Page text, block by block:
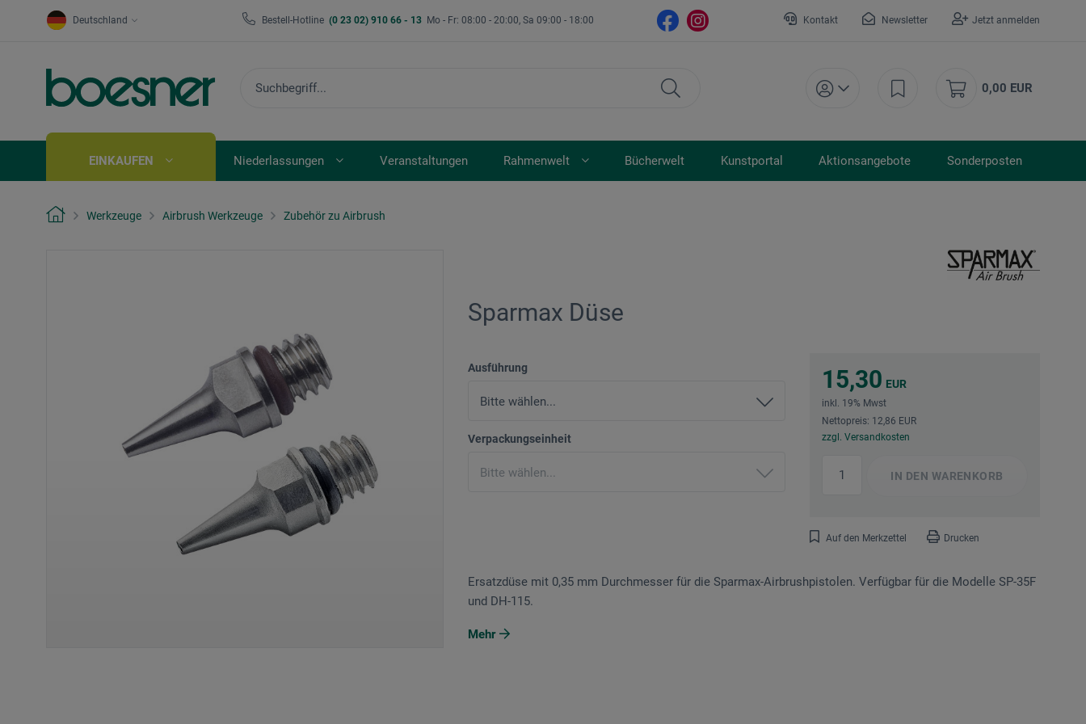
Deutschland Bestell-Hotline (0 23 02) 910 66 - 13 Mo - Fr: 08:00 - 20:00, Sa 09:00 - 18:00 Kontakt Newsletter Jetzt anmelden
0,00 EUR
EINKAUFEN Niederlassungen Veranstaltungen Rahmenwelt Bücherwelt Kunstportal Aktionsangebote Sonderposten
Werkzeuge Airbrush Werkzeuge Zubehör zu Airbrush
Sparmax Düse
Ausführung
Verpackungseinheit
15,30 EUR
inkl. 19% Mwst
Nettopreis: 12,86 EUR
zzgl. Versandkosten
IN DEN WARENKORB
Auf den Merkzettel Drucken
Ersatzdüse mit 0,35 mm Durchmesser für die Sparmax-Airbrushpistolen. Verfügbar für die Modelle SP-35F
und DH-115.
Mehr